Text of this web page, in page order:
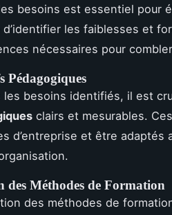
besoins est essentiel pour
d’identifier les faiblesses et
nécessaires pour
Pédagogiques
les besoins identifiés, il est
clairs et mesurables.
d’entreprise et être adaptés
des Méthodes de Formation
des méthodes de